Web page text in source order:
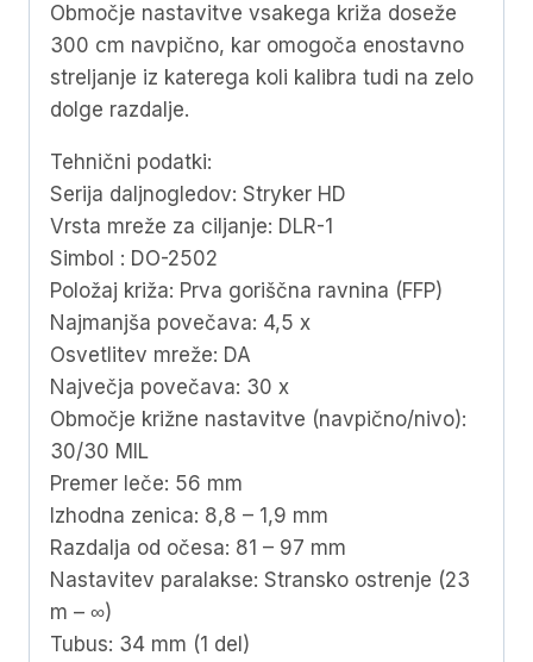
Območje nastavitve vsakega križa doseže
300 cm navpično, kar omogoča enostavno
streljanje iz katerega koli kalibra tudi na zelo
dolge razdalje.
Tehnični podatki:
Serija daljnogledov: Stryker HD
Vrsta mreže za ciljanje: DLR-1
Simbol : DO-2502
Položaj križa: Prva goriščna ravnina (FFP)
Najmanjša povečava: 4,5 x
Osvetlitev mreže: DA
Največja povečava: 30 x
Območje križne nastavitve (navpično/nivo):
30/30 MIL
Premer leče: 56 mm
Izhodna zenica: 8,8 – 1,9 mm
Razdalja od očesa: 81 – 97 mm
Nastavitev paralakse: Stransko ostrenje (23
m – ∞)
Tubus: 34 mm (1 del)